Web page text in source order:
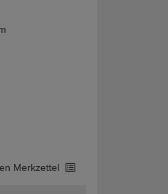
Merkzettel